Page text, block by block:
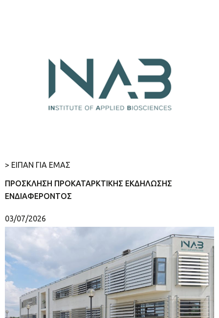
> ΕΙΠΑΝ ΓΙΑ ΕΜΑΣ
ΠΡΟΣΚΛΗΣΗ ΠΡΟΚΑΤΑΡΚΤΙΚΗΣ ΕΚΔΗΛΩΣΗΣ
ΕΝΔΙΑΦΕΡΟΝΤΟΣ
03/07/2026